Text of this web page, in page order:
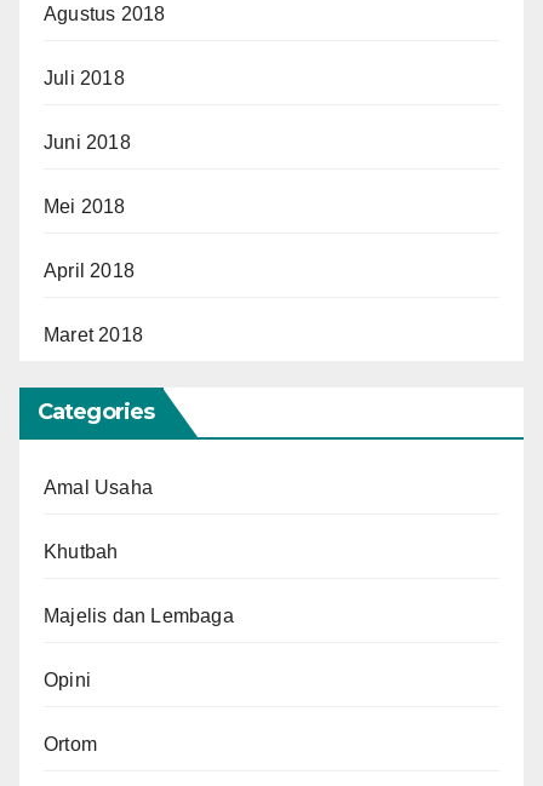
Agustus 2018
Juli 2018
Juni 2018
Mei 2018
April 2018
Maret 2018
Categories
Amal Usaha
Khutbah
Majelis dan Lembaga
Opini
Ortom